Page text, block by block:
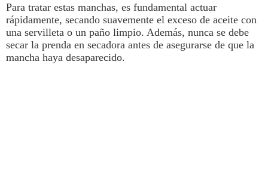
Para tratar estas manchas, es fundamental actuar
rápidamente, secando suavemente el exceso de aceite con
una servilleta o un paño limpio. Además, nunca se debe
secar la prenda en secadora antes de asegurarse de que la
mancha haya desaparecido.